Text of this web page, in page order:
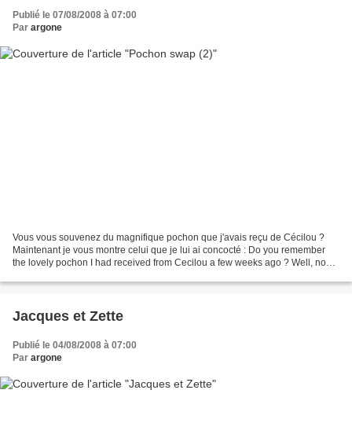
Publié le 07/08/2008 à 07:00
Par argone
Vous vous souvenez du magnifique pochon que j'avais reçu de Cécilou ?
Maintenant je vous montre celui que je lui ai concocté : Do you remember
the lovely pochon I had received from Cecilou a few weeks ago ? Well, now
Jacques et Zette
Publié le 04/08/2008 à 07:00
Par argone